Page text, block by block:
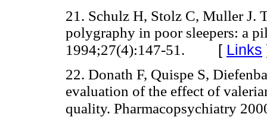
21. Schulz H, Stolz C, Muller J.
polygraphy in poor sleepers: a
1994;27(4):147-51. [ Links
22. Donath F, Quispe S,
evaluation of the effect of
quality. Pharmacopsychiatry